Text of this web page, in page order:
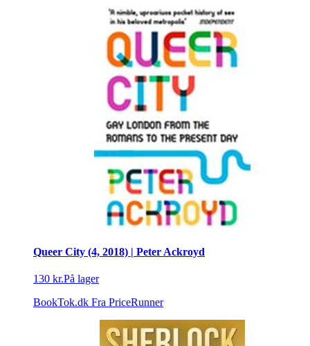
Queer City (4, 2018) | Peter Ackroyd
130 kr.På lager
BookTok.dk Fra PriceRunner